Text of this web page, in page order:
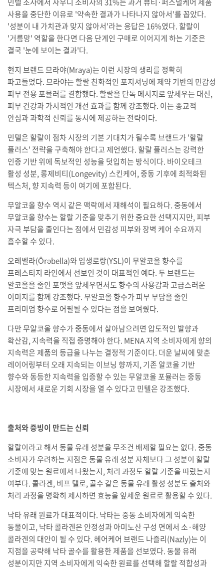
사용을 중단한 이유로 '약속한 결과가 나타나지 않아서'를 꼽았다.
'성분이 내 가치관과 맞지 않아서'라는 응답은 16%였다. 할랄이
'거름망' 역할을 한다면 다음 단계인 구매로 이어지게 하는 기준은
결국 '눈에 보이는 결과'다.
현지 브랜드 므라야(Mraya)는 이런 시장의 생리를 정확히
파고들었다. 므라야는 할랄 친화적인 포지셔닝에 제약 기반의 민감성
피부 전용 포뮬러를 결합했다. 할랄을 단독 메시지로 앞세우는 대신,
피부 건강과 가시적인 개선 효과를 함께 강조했다. 이는 종교적
안심과 과학적 신뢰를 동시에 제공하는 전략이다.
민텔은 할랄이 점차 시장의 기본 기대치가 될수록 브랜드가 '할랄
플러스' 전략을 구축해야 한다고 제언했다. 할랄 플러스는 강력한
인증 기반 위에 독보적인 성능을 덧입히는 방식이다. 바이오테크
활성 성분, 롱제비티(Longevity) 스킨케어, 중동 기후에 최적화된
텍스처, 향 지속력 등이 여기에 포함된다.
무알코올 향수 역시 같은 맥락에서 재해석이 필요하다. 중동에서
무알코올 향수는 할랄 기준을 맞추기 위한 중요한 선택지지만, 피부
자극 부담을 줄인다는 점에서 민감성 피부와 장벽 케어 수요까지
흡수할 수 있다.
오레벨라(Ôrəbella)와 입생로랑(YSL)이 무알코올 향수를
프레스티지 라인에서 선보인 것이 대표적인 예다. 두 브랜드는
알코올을 줄인 포맷을 앞세우면서도 향수의 사용감과 고급스러운
이미지를 함께 강조했다. 무알코올 향수가 피부 부담을 줄인
프리미엄 향수로 어필될 수 있다는 점을 보여줬다.
다만 무알코올 향수가 중동에서 살아남으려면 압도적인 발향과
확산감, 지속력을 직접 증명해야 한다. MENA 지역 소비자에게 향의
지속력은 제품의 등급을 나누는 결정적 기준이다. 더운 날씨에 맞춘
레이어링부터 오래 지속되는 이브닝 향까지, 기존 알코올 기반
향수와 동등한 지속력을 입증할 수 있는 무알코올 포뮬러는 중동
시장에서 새로운 기회 시장을 열 수 있다고 민텔은 강조했다.
출처와 증빙이 만드는 신뢰
할랄이라고 해서 동물 유래 성분을 무조건 배제할 필요는 없다. 중동
소비자가 우려하는 지점은 동물 유래 성분 자체보다 그 성분이 할랄
기준에 맞는 원료에서 나왔는지, 처리 과정도 할랄 기준을 따랐는지
여부다. 콜라겐, 비프 탤로, 골수 같은 동물 유래 활성 성분도 출처와
처리 과정을 명확히 제시하면 효능을 앞세운 원료로 활용할 수 있다.
낙타 유래 원료가 대표적이다. 낙타는 중동 소비자에게 익숙한
동물이고, 낙타 콜라겐은 안정성과 아미노산 구성 면에서 소·해양
콜라겐의 대안이 될 수 있다. 헤어케어 브랜드 나즐리(Nazly)는 이
지점을 공략해 낙타 골수를 활용한 제품을 선보였다. 동물 유래
성분이지만 지역 소비자에게 익숙한 원료를 선택해 할랄 적합성과